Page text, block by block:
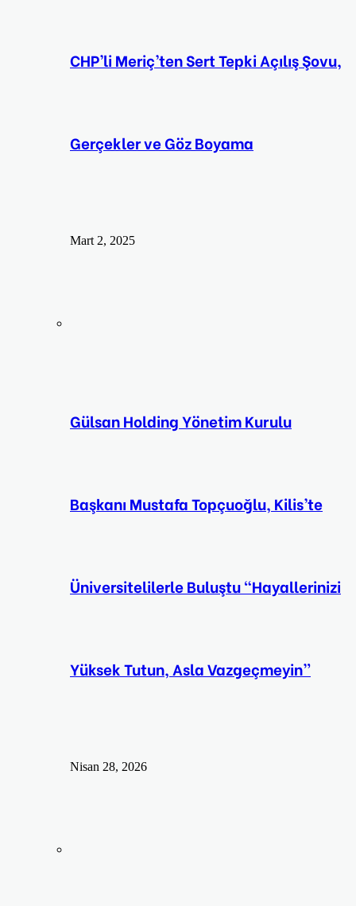
CHP’li Meriç’ten Sert Tepki Açılış Şovu,
Gerçekler ve Göz Boyama
Mart 2, 2025
Gülsan Holding Yönetim Kurulu
Başkanı Mustafa Topçuoğlu, Kilis’te
Üniversitelilerle Buluştu “Hayallerinizi
Yüksek Tutun, Asla Vazgeçmeyin”
Nisan 28, 2026